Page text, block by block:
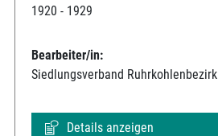
1920 - 1929
Bearbeiter/in:
Siedlungsverband Ruhrkohlenbezirk
Details anzeigen